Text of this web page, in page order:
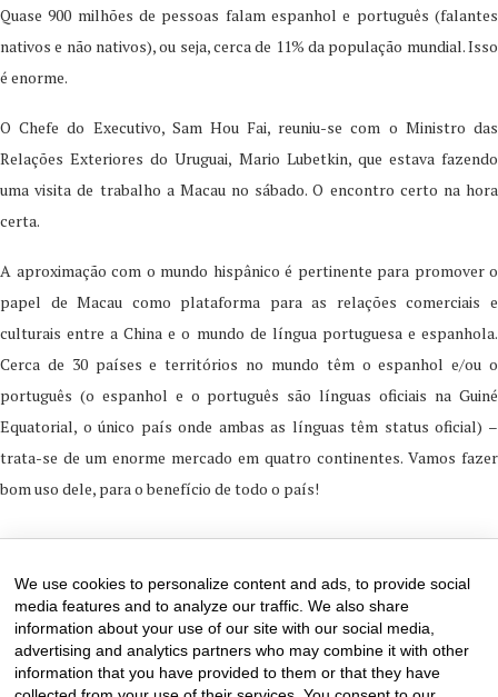
Quase 900 milhões de pessoas falam espanhol e português (falantes
nativos e não nativos), ou seja, cerca de 11% da população mundial. Isso
é enorme.
O Chefe do Executivo, Sam Hou Fai, reuniu-se com o Ministro das
Relações Exteriores do Uruguai, Mario Lubetkin, que estava fazendo
uma visita de trabalho a Macau no sábado. O encontro certo na hora
certa.
A aproximação com o mundo hispânico é pertinente para promover o
papel de Macau como plataforma para as relações comerciais e
culturais entre a China e o mundo de língua portuguesa e espanhola.
Cerca de 30 países e territórios no mundo têm o espanhol e/ou o
português (o espanhol e o português são línguas oficiais na Guiné
Equatorial, o único país onde ambas as línguas têm status oficial) –
trata-se de um enorme mercado em quatro continentes. Vamos fazer
bom uso dele, para o benefício de todo o país!
We use cookies to personalize content and ads, to provide social
media features and to analyze our traffic. We also share
information about your use of our site with our social media,
advertising and analytics partners who may combine it with other
information that you have provided to them or that they have